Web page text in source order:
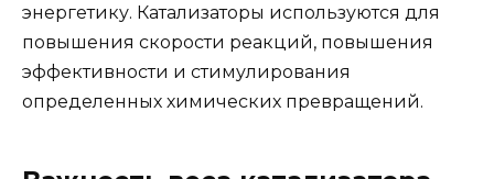
энергетику. Катализаторы используются для
повышения скорости реакций, повышения
эффективности и стимулирования
определенных химических превращений.